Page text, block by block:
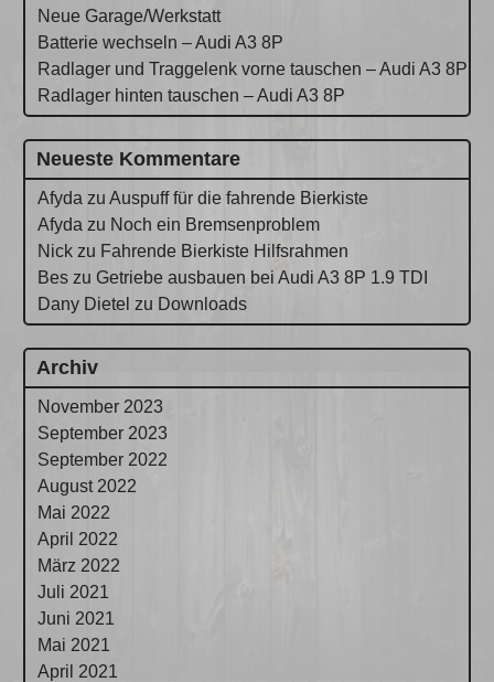
Neue Garage/Werkstatt
Batterie wechseln – Audi A3 8P
Radlager und Traggelenk vorne tauschen – Audi A3 8P
Radlager hinten tauschen – Audi A3 8P
Neueste Kommentare
Afyda zuAuspuff für die fahrende Bierkiste
Afyda zu Noch ein Bremsenproblem
Nick zu Fahrende Bierkiste Hilfsrahmen
Bes zuGetriebe ausbauen bei Audi A3 8P 1.9 TDI
Dany Dietel zu Downloads
Archiv
November 2023
September 2023
September 2022
August 2022
Mai 2022
April 2022
März 2022
Juli 2021
Juni 2021
Mai 2021
April 2021